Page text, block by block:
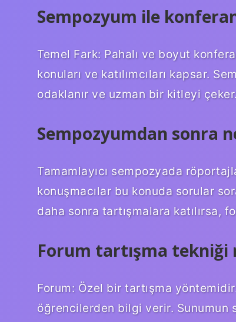
Sempozyum ile
Temel Fark: Pahalı ve boyut
konuları ve katılımcıları kapsar.
odaklanır ve uzman bir kitleyi çeker.
Sempozyumdan sonra
Tamamlayıcı sempozyada
konuşmacılar bu konuda sorular
daha sonra tartışmalara katılırsa,
Forum tartışma tekniği
Forum: Özel bir tartışma
öğrencilerden bilgi verir. Sunumun